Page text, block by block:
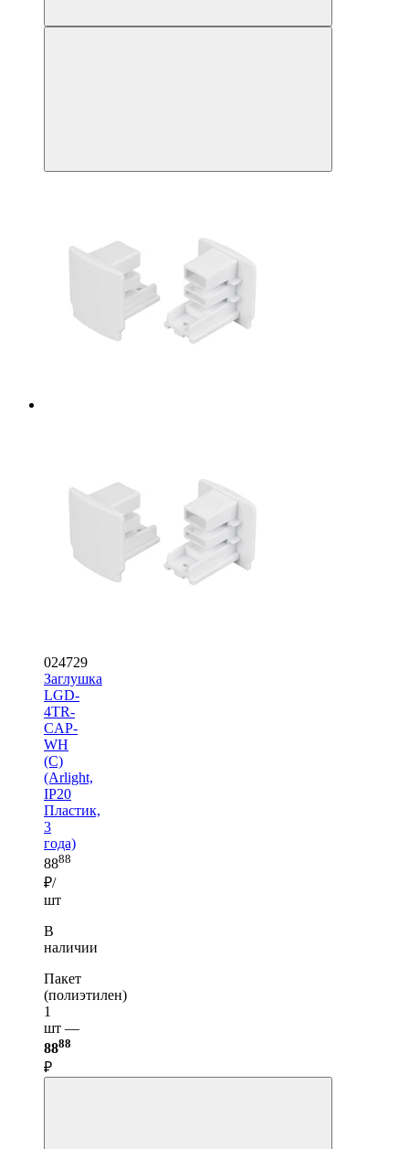
024729
Заглушка
LGD-
4TR-
CAP-
WH
(C)
(Arlight,
IP20
Пластик,
3
года)
8888
₽/
шт
В
наличии
Пакет
(полиэтилен)
1
шт —
8888
₽